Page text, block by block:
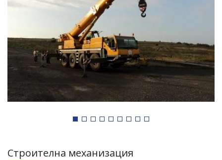
Строителна механизация